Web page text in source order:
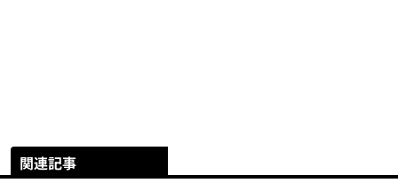
関連記事